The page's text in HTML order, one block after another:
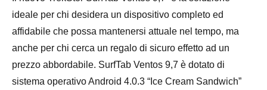
2015
ideale per chi desidera un dispositivo completo ed
affidabile che possa mantenersi attuale nel tempo, ma
anche per chi cerca un regalo di sicuro effetto ad un
prezzo abbordabile. SurfTab Ventos 9,7 è dotato di
sistema operativo Android 4.0.3 “Ice Cream Sandwich”